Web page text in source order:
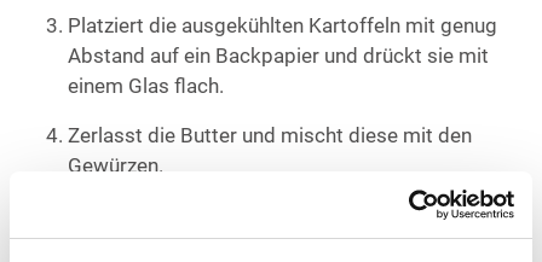
Platziert die ausgekühlten Kartoffeln mit genug
Abstand auf ein Backpapier und drückt sie mit
einem Glas flach.
Zerlasst die Butter und mischt diese mit den
Gewürzen.
Bestreicht die flachen gedrückten Kartoffeln
mit der Butter-Gewürze-Mischung.